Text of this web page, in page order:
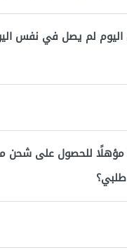
لم يصل في نفس
أكثر، لذلك كنت مؤهلًا للحصول